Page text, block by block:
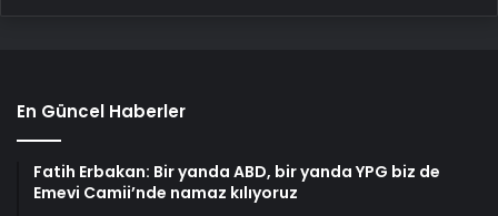
En Güncel Haberler
Fatih Erbakan: Bir yanda ABD, bir yanda YPG biz de
Emevi Camii’nde namaz kılıyoruz